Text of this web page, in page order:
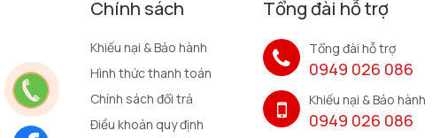
Chính sách
Khiếu nại & Bảo hành
Hình thức thanh toán
Chính sách đổi trả
Điều khoản quy định
Tổng đài hỗ trợ
Tổng đài hỗ trợ
0949 026 086
Khiếu nại & Bảo hành
0949 026 086